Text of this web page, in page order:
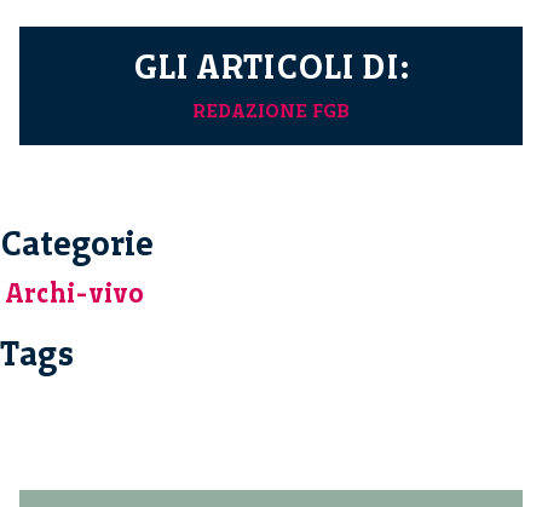
GLI ARTICOLI DI:
REDAZIONE FGB
Categorie
Archi-vivo
Tags